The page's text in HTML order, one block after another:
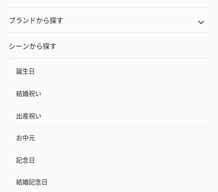
ブランドから探す
シーンから探す
誕生日
結婚祝い
出産祝い
お中元
記念日
結婚記念日